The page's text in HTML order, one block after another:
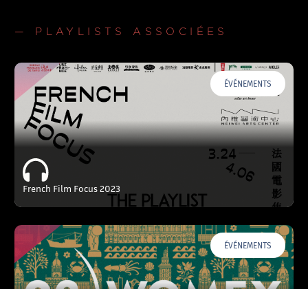
— PLAYLISTS ASSOCIÉES
ÉVÉNEMENTS
French Film Focus 2023
ÉVÉNEMENTS